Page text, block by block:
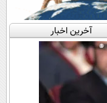
آخرین اخبار